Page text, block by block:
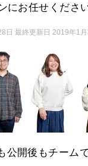
にお任せください
日 最終更新日 2019年1月
公開後もチーム